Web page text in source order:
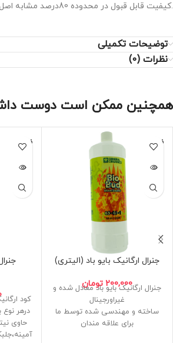
.کیفیت قابل قبول در محدوده 80درصد مشابه اصل ارائه می دهند.
توضیحات تکمیلی
نظرات (0)
همچنین ممکن است دوست
فروخته
شده
جنرال ارگانیک بایو باد (1لیتری)
200,000 تومان
جنرال ارگانیک بایو باد معادل شده و
غیراورجینال
ساخته و مهندسی شده توسط ما
برای علاقه مندان
فروخته
شده
کود
درهر
حاوی